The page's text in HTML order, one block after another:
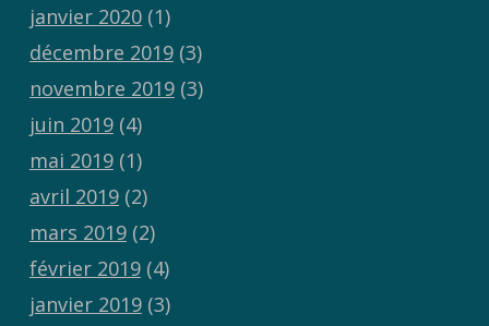
janvier 2020(1)
décembre 2019(3)
novembre 2019(3)
juin 2019(4)
mai 2019(1)
avril 2019(2)
mars 2019(2)
février 2019(4)
janvier 2019(3)